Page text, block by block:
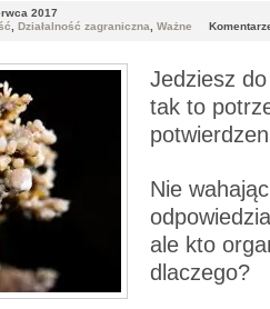
2017
, Działalność zagraniczna, Ważne
Jedziesz
tak to
Nie
ale kto
dlaczego?